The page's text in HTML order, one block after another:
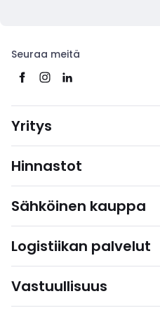
Seuraa meitä
Yritys
Hinnastot
Sähköinen kauppa
Logistiikan palvelut
Vastuullisuus